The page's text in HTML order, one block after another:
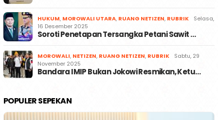
HUKUM, MOROWALI UTARA, RUANG NETIZEN, RUBRIK
Selasa,
16 Desember 2025
Soroti Penetapan Tersangka Petani Sawit …
MOROWALI, NETIZEN, RUANG NETIZEN, RUBRIK
Sabtu, 29
November 2025
Bandara IMIP Bukan Jokowi Resmikan, Ketu…
POPULER SEPEKAN